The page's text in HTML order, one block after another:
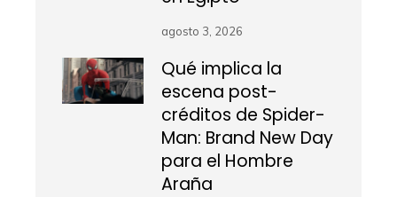
agosto 3, 2026
Qué implica la
escena post-
créditos de Spider-
Man: Brand New Day
para el Hombre
Araña